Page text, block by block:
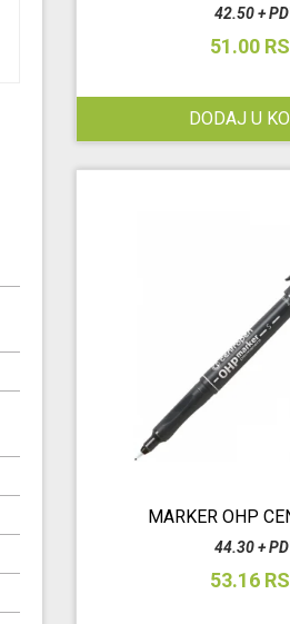
42.50 +
51.00
DODAJ U
MARKER OHP
44.30 +
53.16